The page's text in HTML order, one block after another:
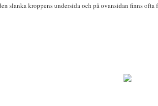
slanka kroppens undersida och på ovansidan finns